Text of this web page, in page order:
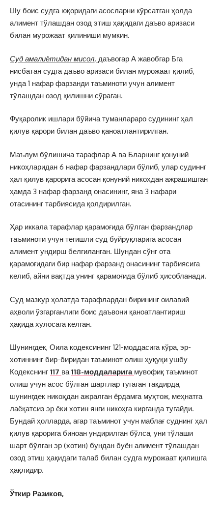
Шу боис судга юқоридаги асосларни кўрсатган ҳолда
алимент тўлашдан озод этиш ҳақидаги даъво аризаси
билан мурожаат қилиниши мумкин.
Суд амалиётидан мисол, даъвогар А жавобгар Бга
нисбатан судга даъво аризаси билан мурожаат қилиб,
унда 1 нафар фарзанди таъминоти учун алимент
тўлашдан озод қилишни сўраган.
Фуқаролик ишлари бўйича туманлараро судининг ҳал
қилув қарори билан даъво қаноатлантирилган.
Маълум бўлишича тарафлар А ва Бларнинг қонуний
никоҳларидан 6 нафар фарзандлари бўлиб, улар судиннг
ҳал қилув қарорига асосан қонуний никоҳдан ажрашишган
ҳамда 3 нафар фарзанд онасининг, яна 3 нафари
отасининг тарбиясида қолдирилган.
Ҳар иккала тарафлар қарамоғида бўлган фарзандлар
таъминоти учун тегишли суд буйруқларига асосан
алимент ундирш белгиланган. Шундан сўнг ота
қарамоғидаги бир нафар фарзанд онасининг тарбиясига
келиб, айни вақтда унинг қарамоғида бўлиб ҳисобланади.
Суд мазкур ҳолатда тарафлардан бирининг оилавий
аҳволи ўзгарганлиги боис даъвони қаноатлантириш
ҳақида хулосага келган.
Шунингдек, Оила кодексининг 121-моддасига кўра, эр-
хотиннинг бир-биридан таъминот олиш ҳуқуқи ушбу
Кодекснинг 117 ва118-моддаларига мувофиқ таъминот
олиш учун асос бўлган шартлар тугаган тақдирда,
шунингдек никоҳдан ажралган ёрдамга муҳтож, меҳнатга
лаёқатсиз эр ёки хотин янги никоҳга кирганда тугайди.
Бундай ҳолларда, агар таъминот учун маблағ суднинг ҳал
қилув қарорига биноан ундирилган бўлса, уни тўлаши
шарт бўлган эр (хотин) бундан буён алимент тўлашдан
озод этиш ҳақидаги талаб билан судга мурожаат қилишга
ҳақлидир.
Ўткир Разиков,